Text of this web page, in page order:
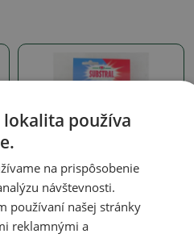
Substral 2v1 25ml
SKU:substrav_2v1
používa
na prispôsobenie
návštevnosti.
používaní našej stránky
reklamnými a